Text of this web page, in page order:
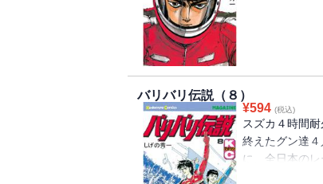
がりまくる！
バリバリ伝説（８）
¥594 (税込)
スズカ４時間
終えたグン達
に、全日本の
ンの不調でみ